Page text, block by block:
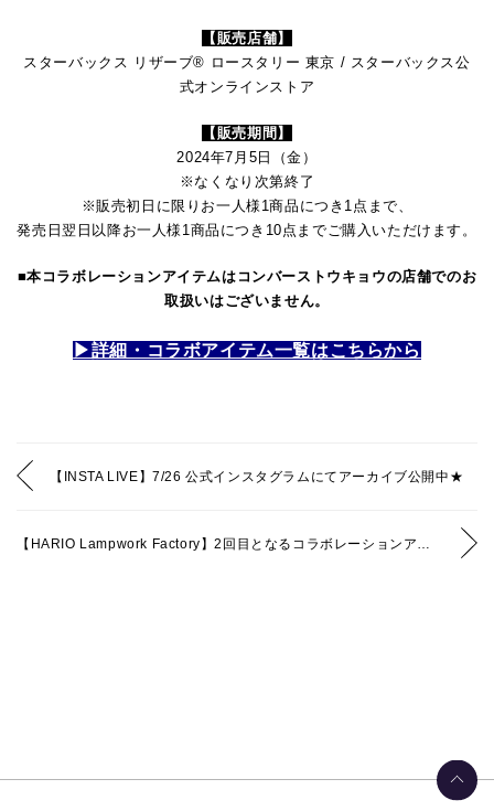
【販売店舗】
スターバックス リザーブ® ロースタリー 東京 / スターバックス公
式オンラインストア
【販売期間】
2024年7月5日（金）
※なくなり次第終了
※販売初日に限りお一人様1商品につき1点まで、
発売日翌日以降お一人様1商品につき10点までご購入いただけます。
■本コラボレーションアイテムはコンバーストウキョウの店舗でのお
取扱いはございません。
▶詳細・コラボアイテム一覧はこちらから
【INSTA LIVE】7/26 公式インスタグラムにてアーカイブ公開中★
【HARIO Lampwork Factory】2回目となるコラボレーションアクセサリーを展開＆公式インスタグラムにてINSTALIVEアーカイブ公開中★